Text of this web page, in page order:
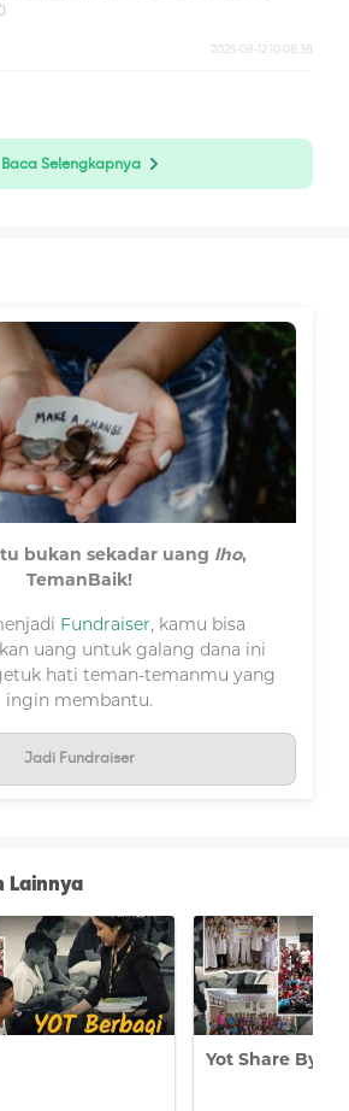
2025-08-12 10:08:38
Baca Selengkapnya
bukan sekadar uang lho,
TemanBaik!
Fundraiser, kamu bisa
uang untuk galang dana ini
hati teman-temanmu yang
ingin membantu.
Jadi Fundraiser
Lainnya
Yot Share By